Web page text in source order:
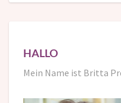
HALLO
Mein Name ist Britta